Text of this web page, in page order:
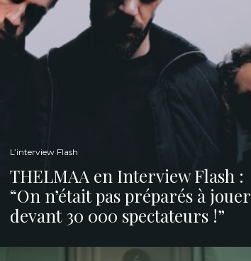
L’interview Flash
THELMAA en Interview Flash :
“On n’était pas préparés à jouer
devant 30 000 spectateurs !”